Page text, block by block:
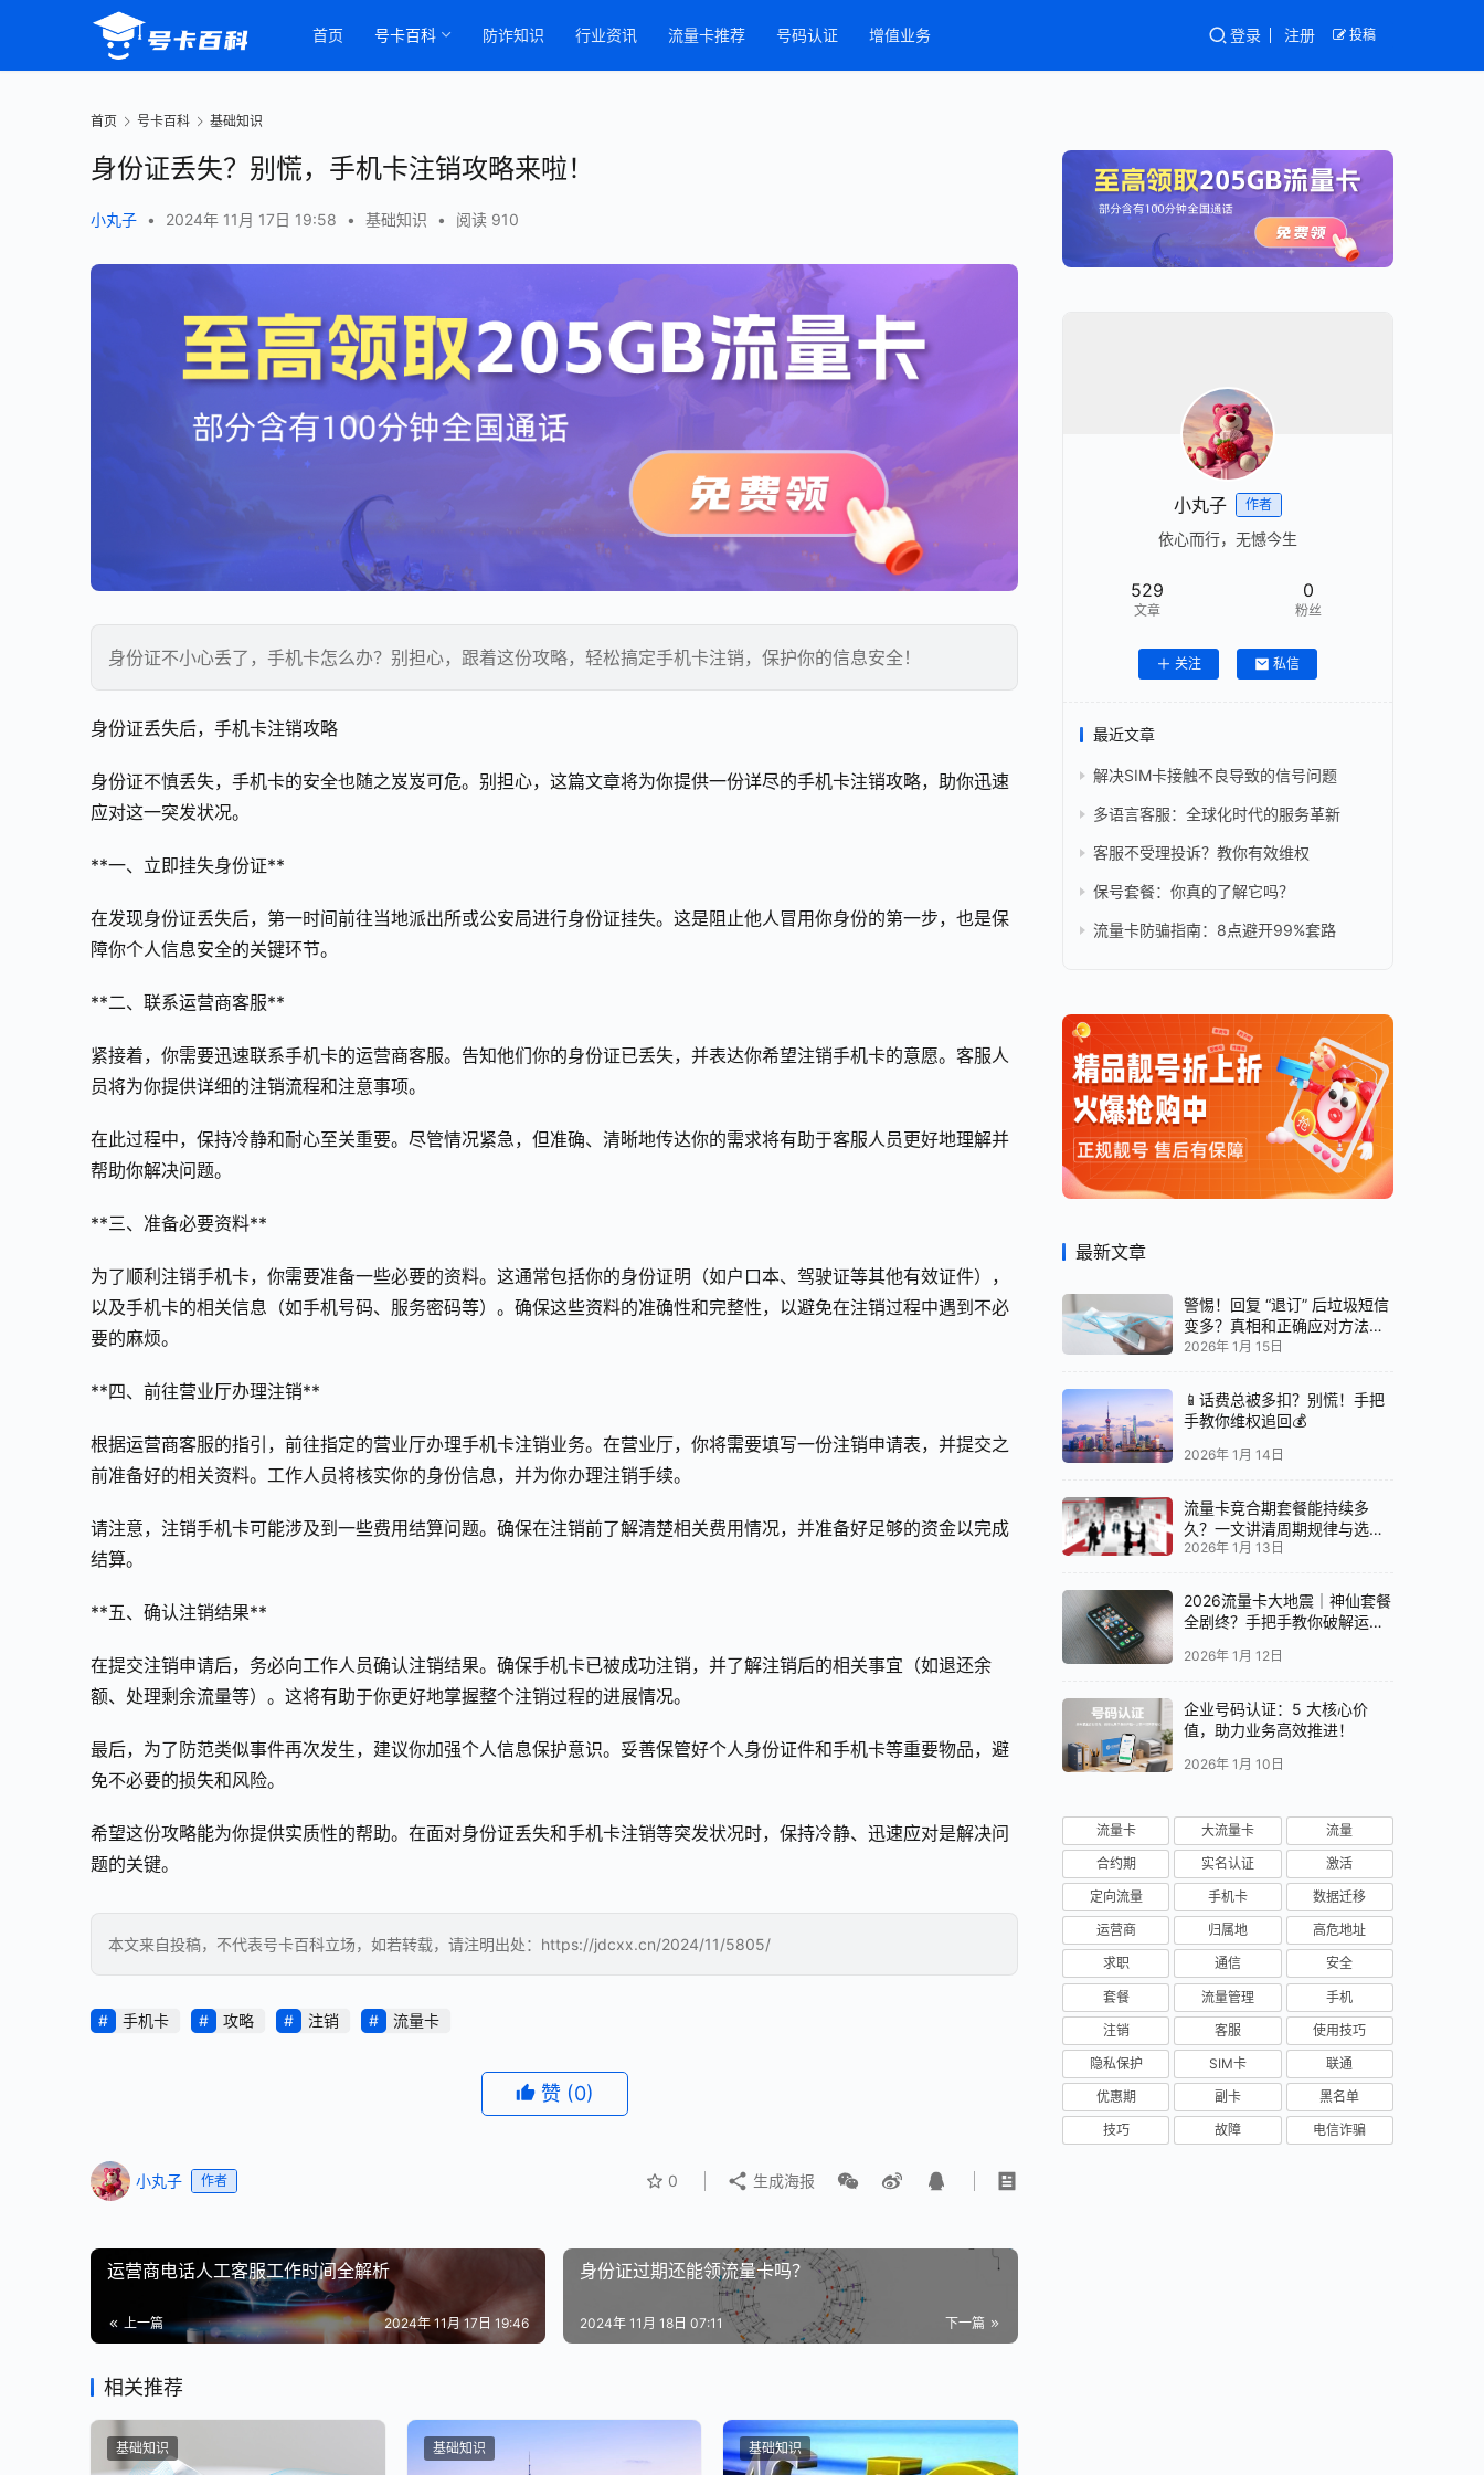
首页 号卡百科 防诈知识 行业资讯 流量卡推荐 号码认证 增值业务 登录 注册 投稿
首页 号卡百科 基础知识
身份证丢失？别慌，手机卡注销攻略来啦！
小丸子 • 2024年 11月 17日 19:58 • 基础知识 • 阅读 910
身份证不小心丢了，手机卡怎么办？别担心，跟着这份攻略，轻松搞定手机卡注销，保护你的信息安全！
身份证丢失后，手机卡注销攻略
身份证不慎丢失，手机卡的安全也随之岌岌可危。别担心，这篇文章将为你提供一份详尽的手机卡注销攻略，助你迅速
应对这一突发状况。
**一、立即挂失身份证**
在发现身份证丢失后，第一时间前往当地派出所或公安局进行身份证挂失。这是阻止他人冒用你身份的第一步，也是保
障你个人信息安全的关键环节。
**二、联系运营商客服**
紧接着，你需要迅速联系手机卡的运营商客服。告知他们你的身份证已丢失，并表达你希望注销手机卡的意愿。客服人
员将为你提供详细的注销流程和注意事项。
在此过程中，保持冷静和耐心至关重要。尽管情况紧急，但准确、清晰地传达你的需求将有助于客服人员更好地理解并
帮助你解决问题。
**三、准备必要资料**
为了顺利注销手机卡，你需要准备一些必要的资料。这通常包括你的身份证明（如户口本、驾驶证等其他有效证件），
以及手机卡的相关信息（如手机号码、服务密码等）。确保这些资料的准确性和完整性，以避免在注销过程中遇到不必
要的麻烦。
**四、前往营业厅办理注销**
根据运营商客服的指引，前往指定的营业厅办理手机卡注销业务。在营业厅，你将需要填写一份注销申请表，并提交之
前准备好的相关资料。工作人员将核实你的身份信息，并为你办理注销手续。
请注意，注销手机卡可能涉及到一些费用结算问题。确保在注销前了解清楚相关费用情况，并准备好足够的资金以完成
结算。
**五、确认注销结果**
在提交注销申请后，务必向工作人员确认注销结果。确保手机卡已被成功注销，并了解注销后的相关事宜（如退还余
额、处理剩余流量等）。这将有助于你更好地掌握整个注销过程的进展情况。
最后，为了防范类似事件再次发生，建议你加强个人信息保护意识。妥善保管好个人身份证件和手机卡等重要物品，避
免不必要的损失和风险。
希望这份攻略能为你提供实质性的帮助。在面对身份证丢失和手机卡注销等突发状况时，保持冷静、迅速应对是解决问
题的关键。
本文来自投稿，不代表号卡百科立场，如若转载，请注明出处：https://jdcxx.cn/2024/11/5805/
手机卡 攻略 注销 流量卡
赞 (0)
小丸子 作者 0 生成海报
运营商电话人工客服工作时间全解析
上一篇 2024年 11月 17日 19:46
身份证过期还能领流量卡吗？
下一篇
2024年 11月 18日 07:11
相关推荐
基础知识 基础知识 基础知识
小丸子 作者
依心而行，无憾今生
529
文章
0
粉丝
关注 私信
最近文章
解决SIM卡接触不良导致的信号问题
多语言客服：全球化时代的服务革新
客服不受理投诉？教你有效维权
保号套餐：你真的了解它吗？
流量卡防骗指南：8点避开99%套路
最新文章
警惕！回复 “退订” 后垃圾短信
变多？真相和正确应对方法都
在这
2026年 1月 15日
📱话费总被多扣？别慌！手把
手教你维权追回💰
2026年 1月 14日
流量卡竞合期套餐能持续多
久？一文讲清周期规律与选卡
时机
2026年 1月 13日
2026流量卡大地震｜神仙套餐
全剧终？手把手教你破解运营
2026年 1月 12日
企业号码认证：5 大核心价
值，助力业务高效推进！
2026年 1月 10日
流量卡 大流量卡 流量
合约期 实名认证 激活
定向流量 手机卡 数据迁移
运营商 归属地 高危地址
求职 通信 安全
套餐 流量管理 手机
注销 客服 使用技巧
隐私保护 SIM卡 联通
优惠期 副卡 黑名单
技巧 故障 电信诈骗